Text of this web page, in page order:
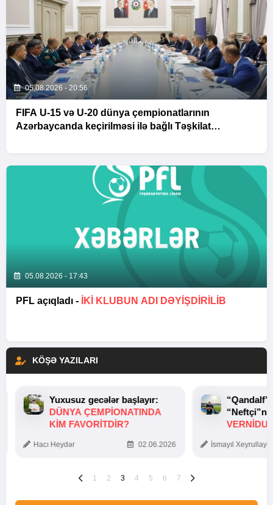
05.08.2026 - 20:56
FIFA U-15 və U-20 dünya çempionatlarının
Azərbaycanda keçirilməsi ilə bağlı Təşkilat
05.08.2026 - 17:43
PFL açıqladı - İKİ KLUBUN ADI DƏYİŞDİRİLİB
KÖŞƏ YAZILARI
Yuxusuz gecələr başlayır:
DÜNYA ÇEMPIONATINDA
KIM FAVORITDIR?
Hacı Heydər 02.06.2026 İsmayıl
1 2 3 4 5 6 7